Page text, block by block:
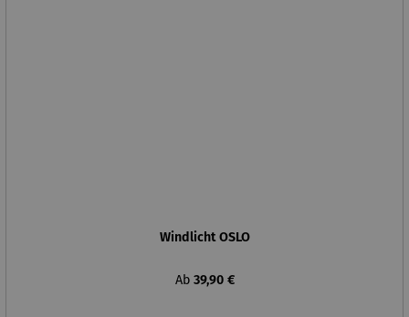
Windlicht OSLO
Regulärer Preis:
Ab 39,90 €